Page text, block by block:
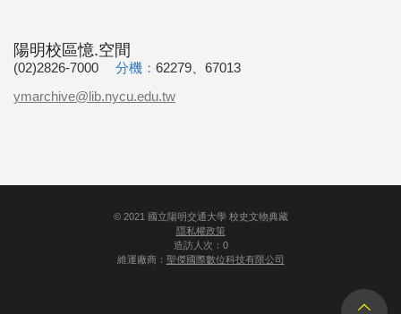
陽明校區憶.空間
(02)2826-7000 分機： 62279、67013
ymarchive@lib.nycu.edu.tw
© 2021 國立陽明交通大學 校史文物典藏
隱私權政策
造訪人次：0
維運廠商： 聖傑國際數位科技有限公司